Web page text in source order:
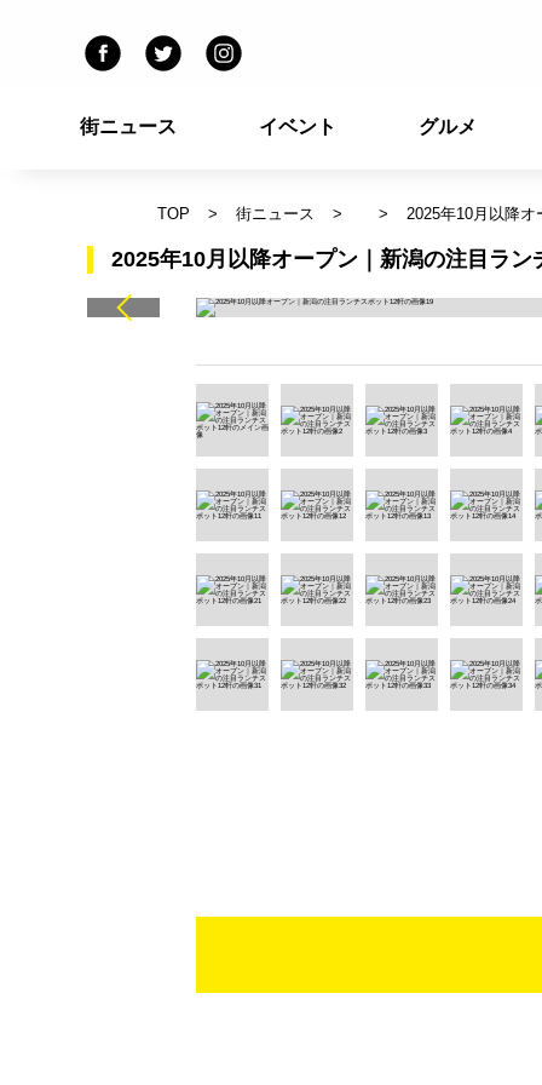
街ニュース イベント グルメ
TOP 街ニュース 2025年10月以降
2025年10月以降オープン｜新潟の注目ラ